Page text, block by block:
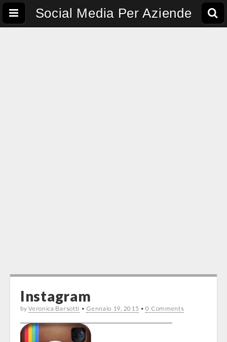
Social Media Per Aziende
Instagram
byVeronica Barsotti • Gennaio 19, 2015 •0 Comments